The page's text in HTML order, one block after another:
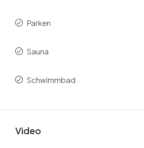
Parken
Sauna
Schwimmbad
Video